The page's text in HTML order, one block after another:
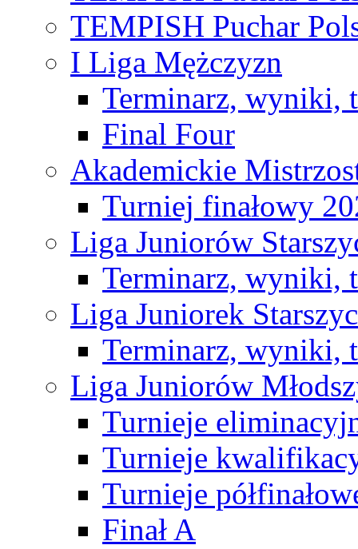
TEMPISH Puchar
I Liga Mężczyzn
Terminarz, wyniki,
Final Four
Akademickie
Turniej finałowy
Liga Juniorów
Terminarz, wyniki,
Liga Juniorek
Terminarz, wyniki,
Liga Juniorów
Turnieje
Turnieje
Turnieje
Finał A